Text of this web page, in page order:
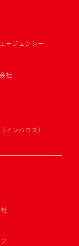
ージェンシー
社
インハウス）